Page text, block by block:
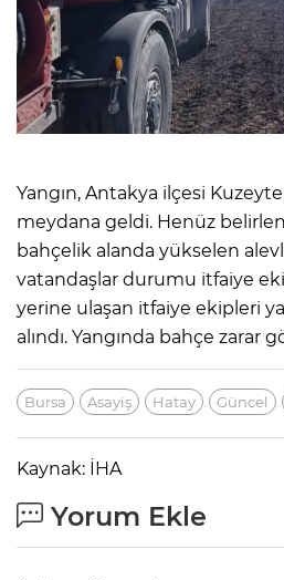
Yangın, Antakya ilçesi
meydana geldi. Henüz
bahçelik alanda yükselen
vatandaşlar durumu itfaiye
yerine ulaşan itfaiye ekipleri
alındı. Yangında bahçe zarar
Bursa Asayiş Hatay Güncel
Kaynak: İHA
Yorum Ekle